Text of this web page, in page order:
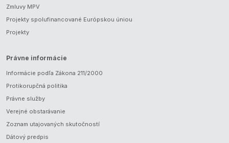
Zmluvy MPV
Projekty spolufinancované Európskou úniou
Projekty
Právne informácie
Informácie podľa Zákona 211/2000
Protikorupčná politika
Právne služby
Verejné obstarávanie
Zoznam utajovaných skutočností
Dátový predpis